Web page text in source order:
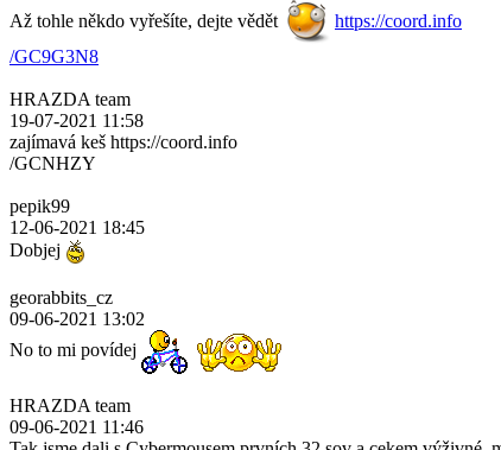
Až tohle někdo vyřešíte, dejte vědět
https://coord.info
/GC9G3N8
HRAZDA team
19-07-2021 11:58
zajímavá keš https://coord.info
/GCNHZY
pepik99
12-06-2021 18:45
Dobjej
georabbits_cz
09-06-2021 13:02
No to mi povídej
HRAZDA team
09-06-2021 11:46